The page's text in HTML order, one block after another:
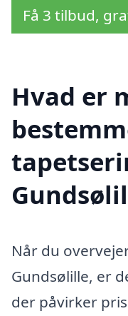
Få 3 tilbud,
Hvad er
Når du
Gundsølille, er
der påvirker